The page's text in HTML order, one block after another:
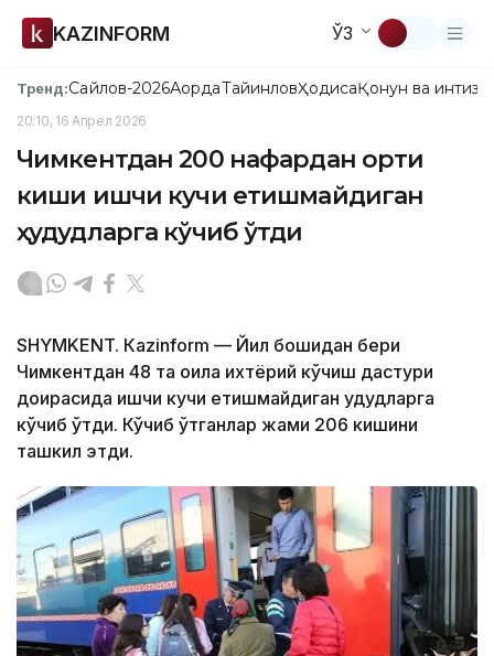
KAZINFORM ЎЗ
Тренд:Сайлов-2026АқордаТайинловҲодисаҚонун ва
20:10, 16 Апрел 2026
Чимкентдан 200 нафардан ортиқ
киши ишчи кучи етишмайдиган
ҳудудларга кўчиб ўтди
SHYMKENT. Кazinform — Йил бошидан бери
Чимкентдан 48 та оила ихтёрий кўчиш дастури
доирасида ишчи кучи етишмайдиган ҳудудларга
кўчиб ўтди. Кўчиб ўтганлар жами 206 кишини
ташкил этди.